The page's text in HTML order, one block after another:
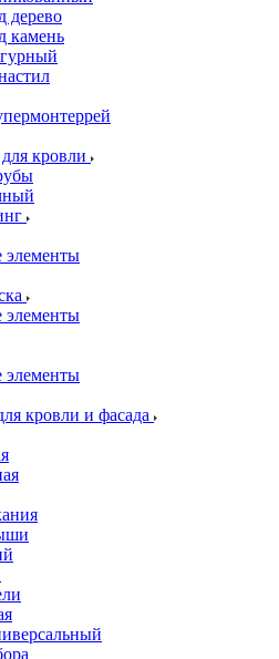
дерево
камень
кровли
элементы
элементы
элементы
кровли и фасада